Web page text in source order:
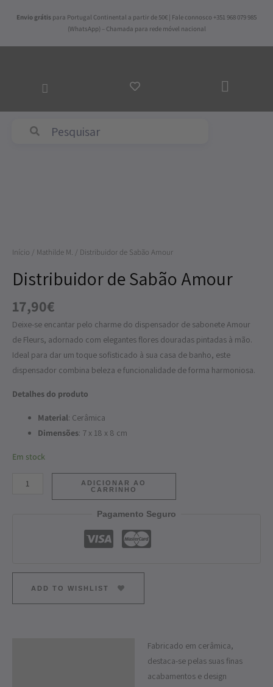
Envio grátis para Portugal Continental a partir de 50€ | Fale connosco +351 968 079 985
(WhatsApp) – Chamada para rede móvel nacional
AO
Início / Mathilde M. / Distribuidor de Sabão Amour
Distribuidor de Sabão Amour
17,90€
Deixe-se encantar pelo charme do dispensador de sabonete Amour
de Fleurs, adornado com elegantes flores douradas pintadas à mão.
Ideal para dar um toque sofisticado à sua casa de banho, este
dispensador combina beleza e funcionalidade de forma harmoniosa.
Detalhes do produto
Material: Cerâmica
Dimensões: 7 x 18 x 8 cm
Em stock
de
Sabão
Amour
ADICIONAR AO
CARRINHO
Pagamento Seguro
ADD TO WISHLIST
Fabricado em cerâmica,
destaca-se pelas suas finas
acabamentos e design